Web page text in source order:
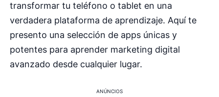
transformar tu teléfono o tablet en una
verdadera plataforma de aprendizaje. Aquí te
presento una selección de apps únicas y
potentes para aprender marketing digital
avanzado desde cualquier lugar.
ANÚNCIOS